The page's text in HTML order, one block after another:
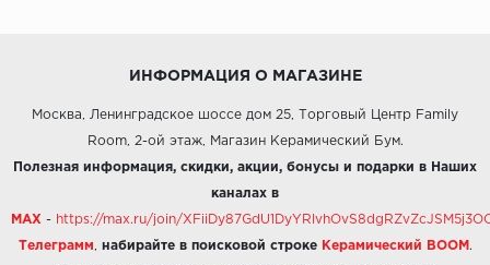
ИНФОРМАЦИЯ О МАГАЗИНЕ
Москва, Ленинградское шоссе дом 25, Торговый Центр Family
Room, 2-ой этаж, Магазин Керамический Бум.
Полезная информация, скидки, акции, бонусы и подарки в Наших
каналах в
MAX - https://max.ru/join/
Телеграмм набирайте в поисковой строке Керамический BOOM .